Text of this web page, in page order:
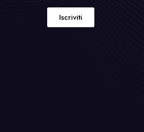
Iscriviti